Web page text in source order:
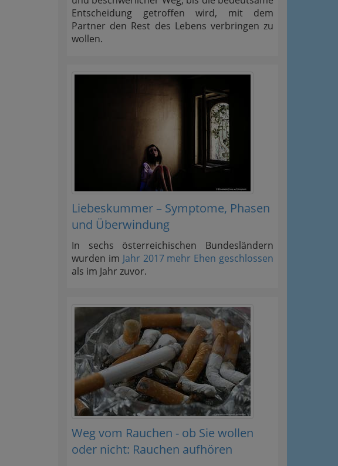
Entscheidung getroffen wird, mit dem
Partner den Rest des Lebens verbringen zu
wollen.
Liebeskummer – Symptome, Phasen
und Überwindung
In sechs österreichischen Bundesländern
wurden im Jahr 2017 mehr Ehen geschlossen
als im Jahr zuvor.
Weg vom Rauchen - ob Sie wollen
oder nicht: Rauchen aufhören